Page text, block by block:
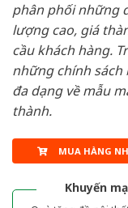
phân phối những
lượng cao, giá
cầu khách hàng.
những chính sách
đa dạng về mẫu
thành.
MUA HÀNG
Khuyến